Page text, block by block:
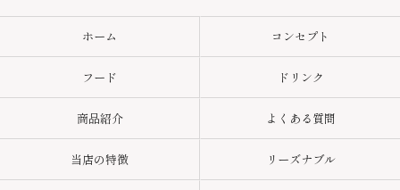
ホーム コンセプト
フード ドリンク
商品紹介 よくある質問
当店の特徴 リーズナブル